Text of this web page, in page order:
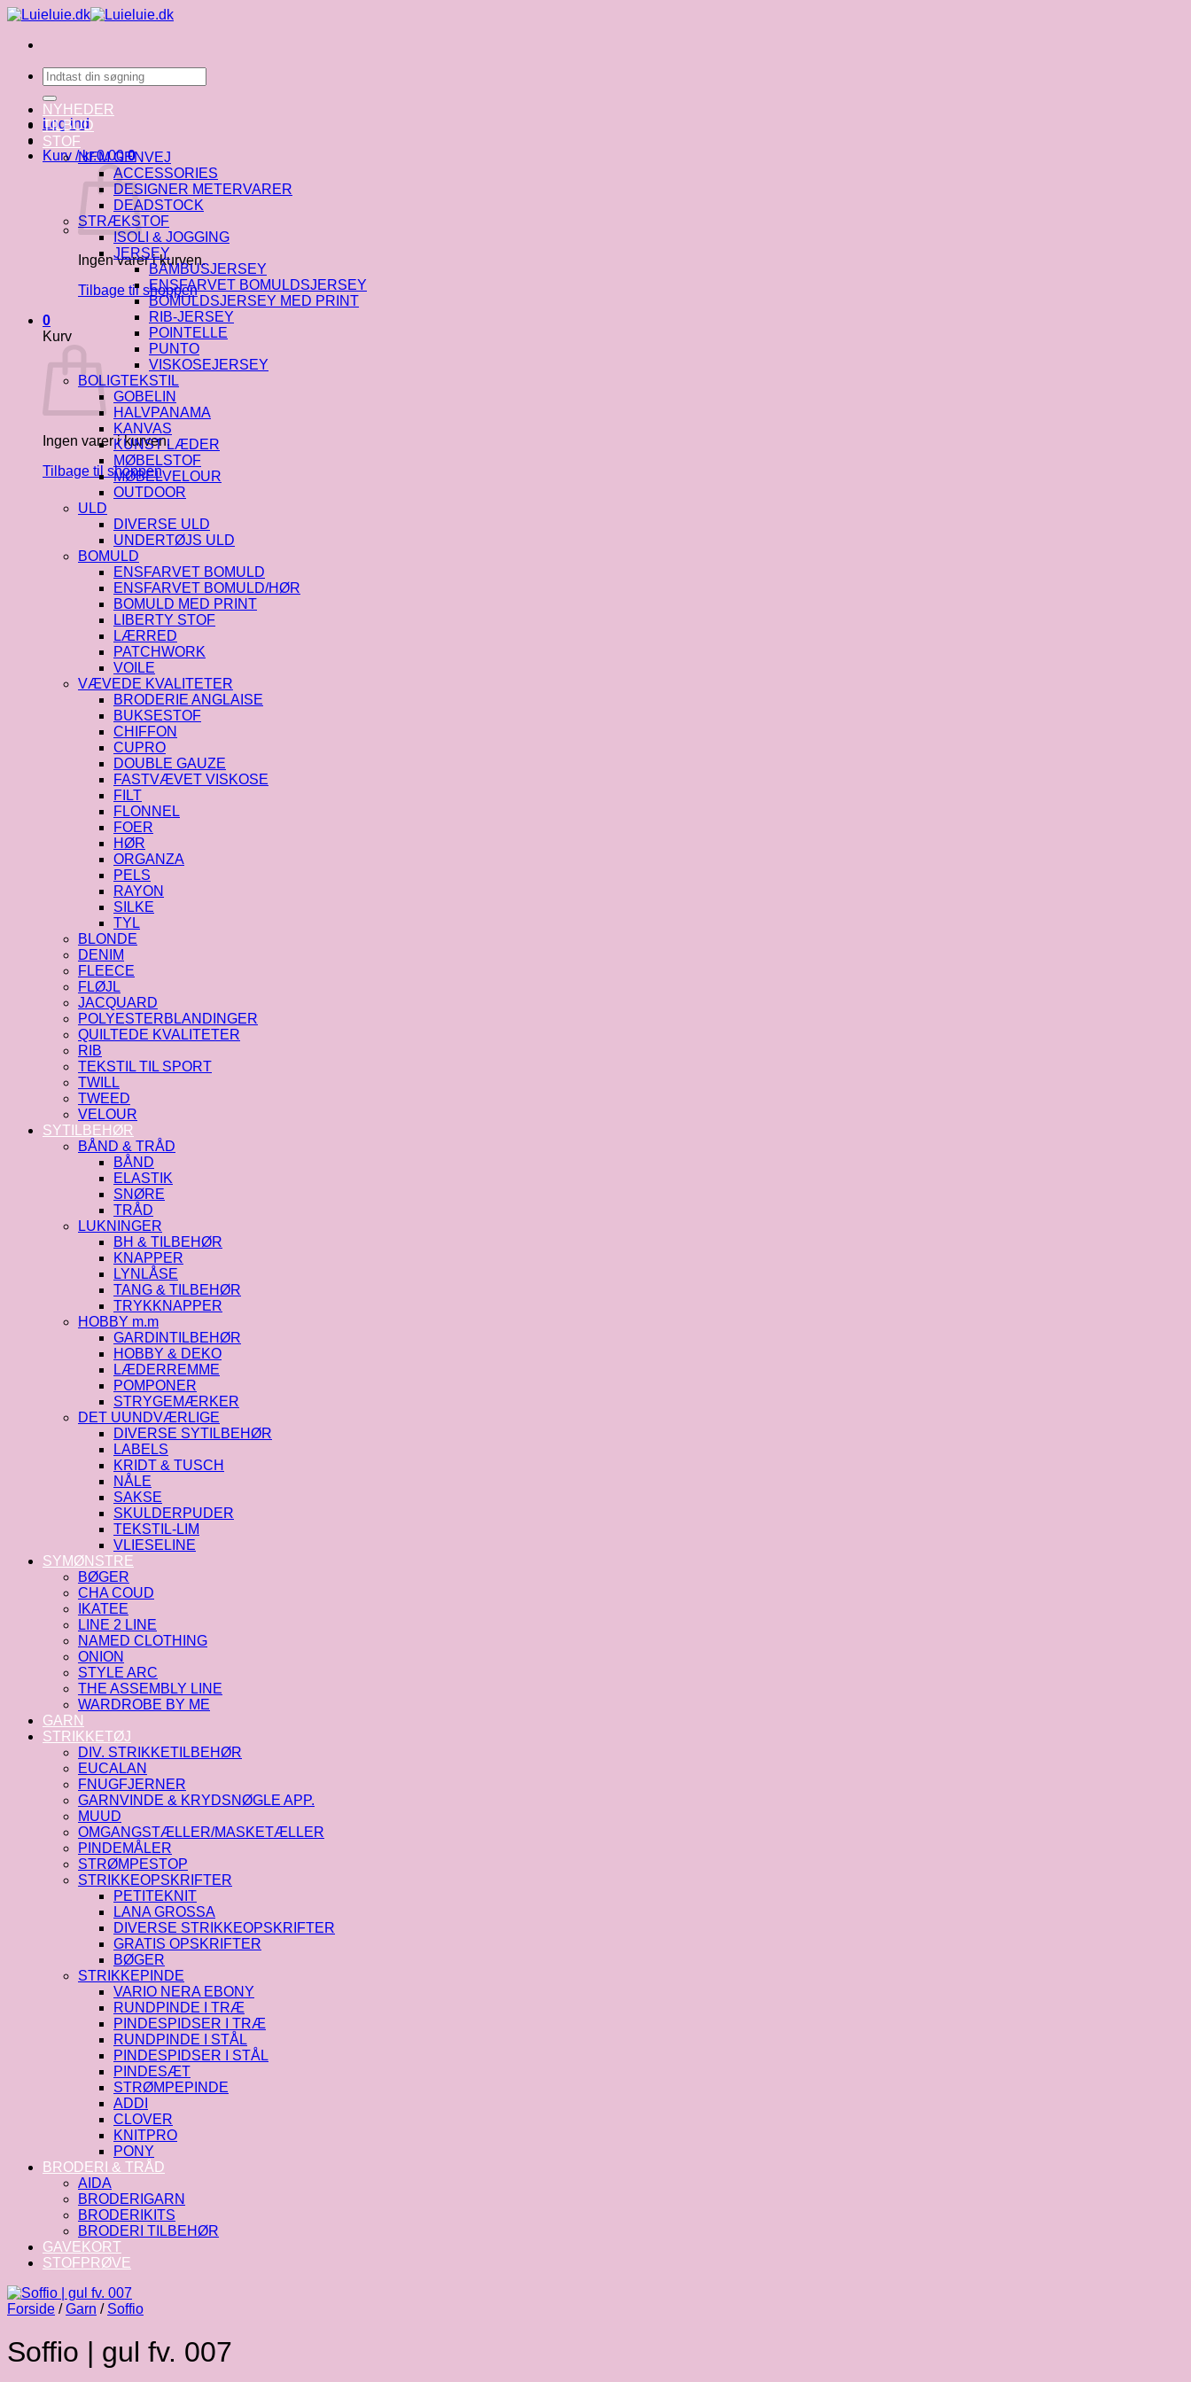
Fortsæt
indhold
Søg
efter:
Log ind
Kurv /kr.0.00 0
Ingen varer i kurven.
Tilbage til shoppen
0
Kurv
Ingen varer i kurven.
Tilbage til shoppen
NYHEDER
TILBUD
STOF
NEM GENVEJ
ACCESSORIES
DESIGNER METERVARER
DEADSTOCK
STRÆKSTOF
ISOLI & JOGGING
JERSEY
BAMBUSJERSEY
ENSFARVET BOMULDSJERSEY
BOMULDSJERSEY MED PRINT
RIB-JERSEY
POINTELLE
PUNTO
VISKOSEJERSEY
BOLIGTEKSTIL
GOBELIN
HALVPANAMA
KANVAS
KUNST LÆDER
MØBELSTOF
MØBELVELOUR
OUTDOOR
ULD
DIVERSE ULD
UNDERTØJS ULD
BOMULD
ENSFARVET BOMULD
ENSFARVET BOMULD/HØR
BOMULD MED PRINT
LIBERTY STOF
LÆRRED
PATCHWORK
VOILE
VÆVEDE KVALITETER
BRODERIE ANGLAISE
BUKSESTOF
CHIFFON
CUPRO
DOUBLE GAUZE
FASTVÆVET VISKOSE
FILT
FLONNEL
FOER
HØR
ORGANZA
PELS
RAYON
SILKE
TYL
BLONDE
DENIM
FLEECE
FLØJL
JACQUARD
POLYESTERBLANDINGER
QUILTEDE KVALITETER
RIB
TEKSTIL TIL SPORT
TWILL
TWEED
VELOUR
SYTILBEHØR
BÅND & TRÅD
BÅND
ELASTIK
SNØRE
TRÅD
LUKNINGER
BH & TILBEHØR
KNAPPER
LYNLÅSE
TANG & TILBEHØR
TRYKKNAPPER
HOBBY m.m
GARDINTILBEHØR
HOBBY & DEKO
LÆDERREMME
POMPONER
STRYGEMÆRKER
DET UUNDVÆRLIGE
DIVERSE SYTILBEHØR
LABELS
KRIDT & TUSCH
NÅLE
SAKSE
SKULDERPUDER
TEKSTIL-LIM
VLIESELINE
SYMØNSTRE
BØGER
CHA COUD
IKATEE
LINE 2 LINE
NAMED CLOTHING
ONION
STYLE ARC
THE ASSEMBLY LINE
WARDROBE BY ME
GARN
STRIKKETØJ
DIV. STRIKKETILBEHØR
EUCALAN
FNUGFJERNER
GARNVINDE & KRYDSNØGLE APP.
MUUD
OMGANGSTÆLLER/MASKETÆLLER
PINDEMÅLER
STRØMPESTOP
STRIKKEOPSKRIFTER
PETITEKNIT
LANA GROSSA
DIVERSE STRIKKEOPSKRIFTER
GRATIS OPSKRIFTER
BØGER
STRIKKEPINDE
VARIO NERA EBONY
RUNDPINDE I TRÆ
PINDESPIDSER I TRÆ
RUNDPINDE I STÅL
PINDESPIDSER I STÅL
PINDESÆT
STRØMPEPINDE
ADDI
CLOVER
KNITPRO
PONY
BRODERI & TRÅD
AIDA
BRODERIGARN
BRODERIKITS
BRODERI TILBEHØR
GAVEKORT
STOFPRØVE
Forside / Garn / Soffio
Soffio | gul fv. 007